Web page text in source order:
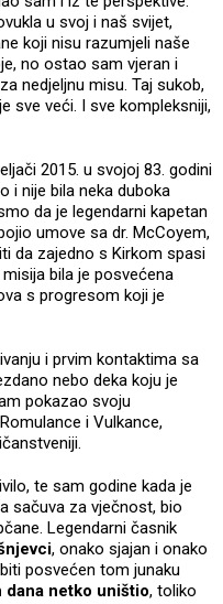
u svoj i naš svijet,
koji nisu razumjeli naše
no ostao sam vjeran i
nedjeljnu misu. Taj sukob,
sve veći. I sve kompleksniji,
2015. u svojoj 83. godini
i nije bila neka duboka
da je legendarni kapetan
umove sa dr. McCoyem,
da zajedno s Kirkom spasi
bila je posvećena
s progresom koji je
i prvim kontaktima sa
nebo deka koju je
pokazao svoju
i Vulkance,
te sam godine kada je
sačuva za vječnost, bio
Legendarni časnik
, onako sjajan i onako
posvećen tom junaku
dana netko uništio, toliko